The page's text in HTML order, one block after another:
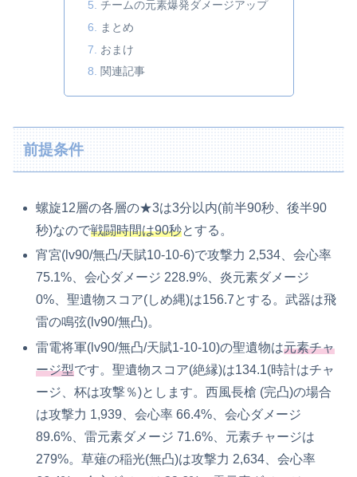
チームの元素爆発ダメージアップ
まとめ
おまけ
関連記事
前提条件
螺旋12層の各層の★3は3分以内(前半90秒、後半90
秒)なので戦闘時間は90秒とする。
宵宮(lv90/無凸/天賦10-10-6)で攻撃力 2,534、会心率
75.1%、会心ダメージ 228.9%、炎元素ダメージ
0%、聖遺物スコア(しめ縄)は156.7とする。武器は飛
雷の鳴弦(lv90/無凸)。
雷電将軍(lv90/無凸/天賦1-10-10)の聖遺物は元素チャ
ージ型です。聖遺物スコア(絶縁)は134.1(時計はチャ
ージ、杯は攻撃％)とします。西風長槍 (完凸)の場合
は攻撃力 1,939、会心率 66.4%、会心ダメージ
89.6%、雷元素ダメージ 71.6%、元素チャージは
279%。草薙の稲光(無凸)は攻撃力 2,634、会心率